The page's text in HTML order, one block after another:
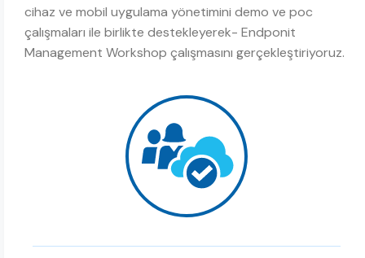
cihaz ve mobil uygulama yönetimini demo ve poc
çalışmaları ile birlikte destekleyerek- Endponit
Management Workshop çalışmasını gerçekleştiriyoruz.